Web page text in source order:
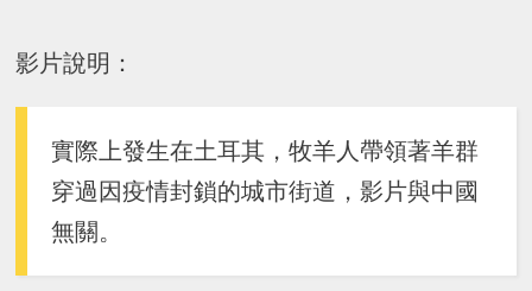
影片說明：
實際上發生在土耳其，牧羊人帶領著羊群
穿過因疫情封鎖的城市街道，影片與中國
無關。